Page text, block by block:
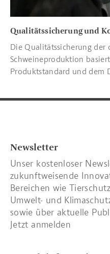
Qualitätssicherung und
Die Qualitätssicherung der
Schweineproduktion
Produktstandard und dem
Newsletter
Unser kostenloser
zukunftweisende
Bereichen wie
Umwelt- und
sowie über aktuelle
Jetzt anmelden